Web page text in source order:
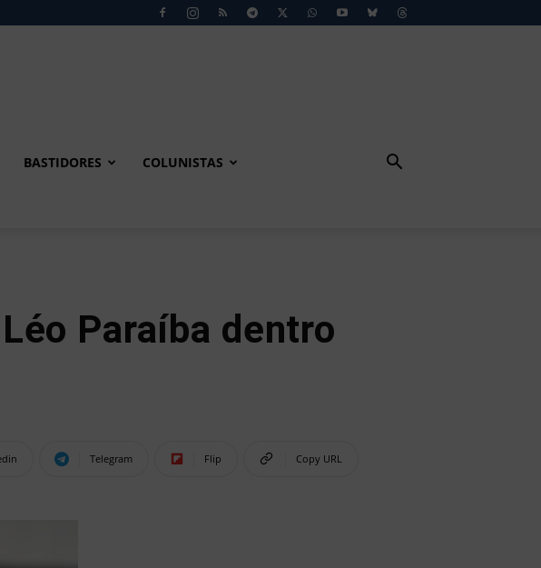
BASTIDORES COLUNISTAS
Paraíba dentro
Telegram Flip Copy URL